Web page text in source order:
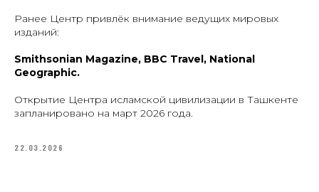
Ранее Центр привлёк внимание ведущих мировых
изданий:
Smithsonian Magazine, BBC Travel, National
Geographic.
Открытие Центра исламской цивилизации в Ташкенте
запланировано на март 2026 года.
22.03.2026